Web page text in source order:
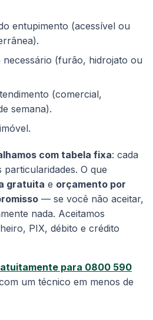
entupimento (acessível ou
necessário (furão, hidrojato ou
(comercial,
semana).
com tabela fixa: cada
particularidades. O que
gratuita e orçamento por
— se você não aceitar,
nada. Aceitamos
PIX, débito e crédito
para 0800 590
um técnico em menos de